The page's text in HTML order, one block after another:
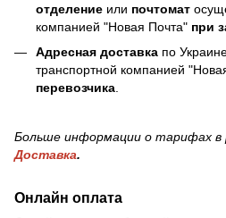
отделение или почтомат
компанией "Новая Почта" при
Адресная доставка по
транспортной компанией
перевозчика
Больше информации о тарифах в
Доставка.
Онлайн оплата